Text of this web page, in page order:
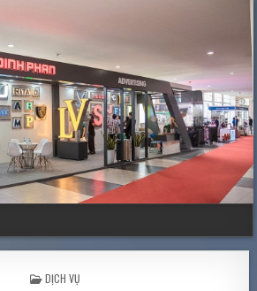
POSTED IN
DỊCH VỤ